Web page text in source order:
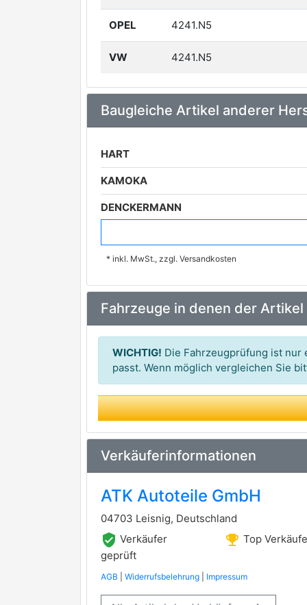
OPEL 4241.N5
VW 4241.N5
Baugleiche Artikel anderer
HART
KAMOKA
DENCKERMANN
METELLI
A.B.S.
TOMEX Brakes
FEBI BILSTEIN
LPR
BREMBO premium Marke
BLUE PRINT
NK
DELPHI premium Marke
MEYLE premium Marke
TEXTAR
ATE premium Marke
* inkl. MwSt., zzgl. Versandkosten
Fahrzeuge in denen der
WICHTIG! Die Fahrzeugprüfung ist nur
passt. Wenn möglich vergleichen Sie
Verkäuferinformationen
ATK Autoteile GmbH
04703 Leisnig, Deutschland
verified_user Verkäufer
geprüft
emoji_events Top
AGB Widerrufsbelehrung Impressum